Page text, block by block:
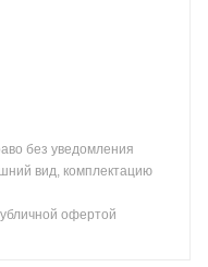
без уведомления
вид, комплектацию
офертой